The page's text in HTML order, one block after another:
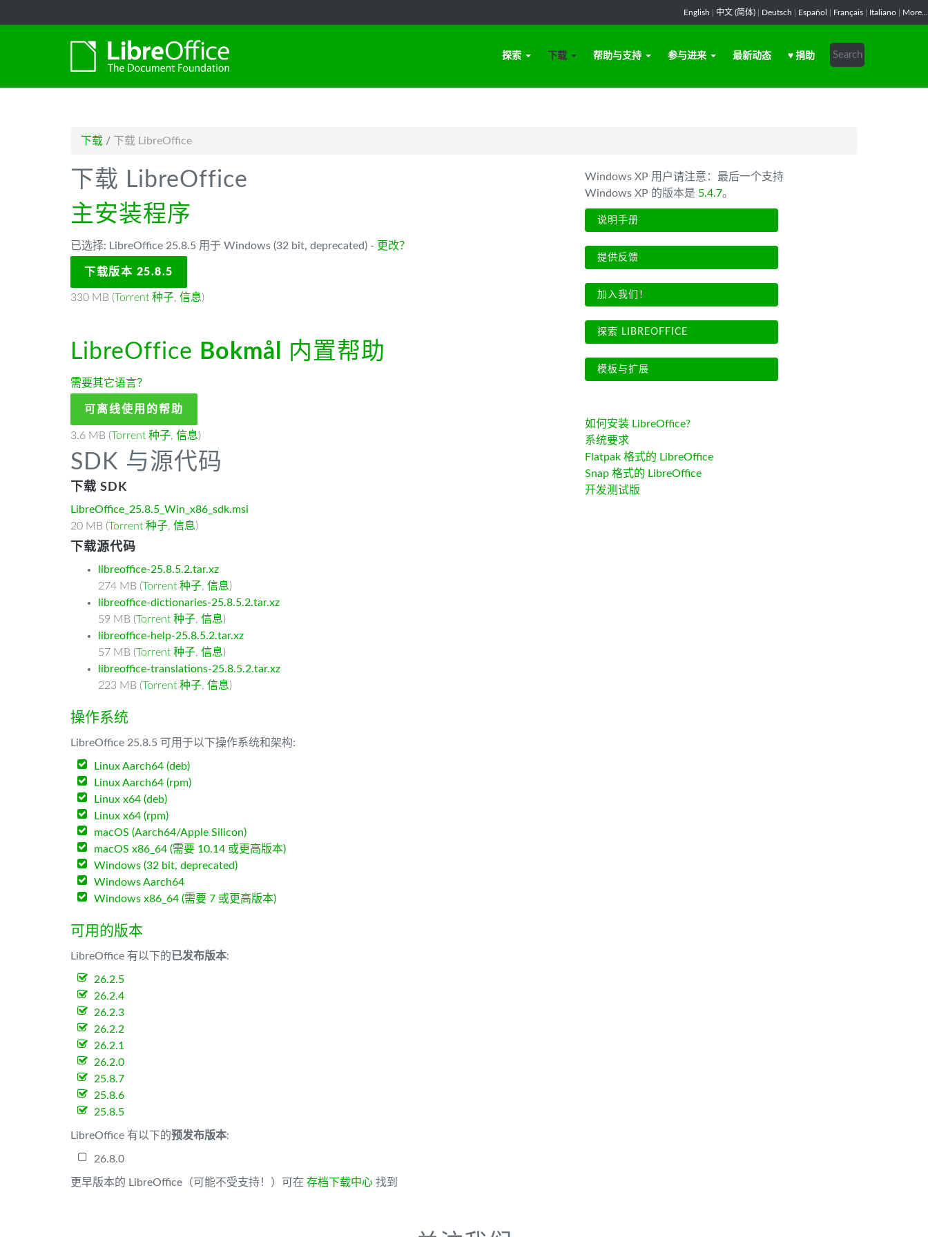
English 中文 (简体) Deutsch Español Français Italiano More...
探索 下载 帮助与支持 参与进来 最新动态 ♥ 捐助
下载 / 下载 LibreOffice
下载 LibreOffice
主安装程序
已选择: LibreOffice 25.8.5 用于 Windows (32 bit, deprecated) - 更改？
下载版本 25.8.5
330 MB (Torrent 种子, 信息)
LibreOffice Bokmål 内置帮助
需要其它语言？
可离线使用的帮助
3.6 MB (Torrent 种子, 信息)
SDK 与源代码
下载 SDK
LibreOffice_25.8.5_Win_x86_sdk.msi
20 MB (Torrent 种子, 信息)
下载源代码
libreoffice-25.8.5.2.tar.xz
274 MB (Torrent 种子, 信息)
libreoffice-dictionaries-25.8.5.2.tar.xz
59 MB (Torrent 种子, 信息)
libreoffice-help-25.8.5.2.tar.xz
57 MB (Torrent 种子, 信息)
libreoffice-translations-25.8.5.2.tar.xz
223 MB (Torrent 种子, 信息)
操作系统
LibreOffice 25.8.5 可用于以下操作系统和架构:
Linux Aarch64 (deb)
Linux Aarch64 (rpm)
Linux x64 (deb)
Linux x64 (rpm)
macOS (Aarch64/Apple Silicon)
macOS x86_64 (需要 10.14 或更高版本)
Windows (32 bit, deprecated)
Windows Aarch64
Windows x86_64 (需要 7 或更高版本)
可用的版本
LibreOffice 有以下的已发布版本:
26.2.5
26.2.4
26.2.3
26.2.2
26.2.1
26.2.0
25.8.7
25.8.6
25.8.5
LibreOffice 有以下的预发布版本:
26.8.0
更早版本的 LibreOffice（可能不受支持！）可在 存档下载中心 找到
Windows XP 用户请注意：最后一个支持
Windows XP 的版本是 5.4.7。
说明手册
提供反馈
加入我们！
探索 LIBREOFFICE
模板与扩展
如何安装 LibreOffice?
系统要求
Flatpak 格式的 LibreOffice
Snap 格式的 LibreOffice
开发测试版